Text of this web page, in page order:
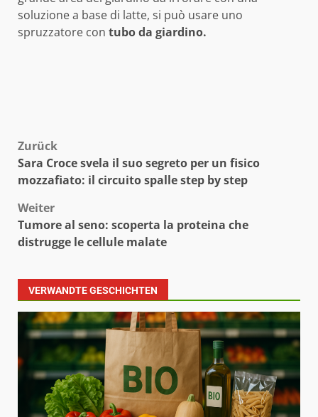
soluzione a base di latte, si può usare uno
spruzzatore con tubo da giardino.
Beitragsnavigation
Zurück
Sara Croce svela il suo segreto per un fisico
mozzafiato: il circuito spalle step by step
Weiter
Tumore al seno: scoperta la proteina che
distrugge le cellule malate
VERWANDTE GESCHICHTEN